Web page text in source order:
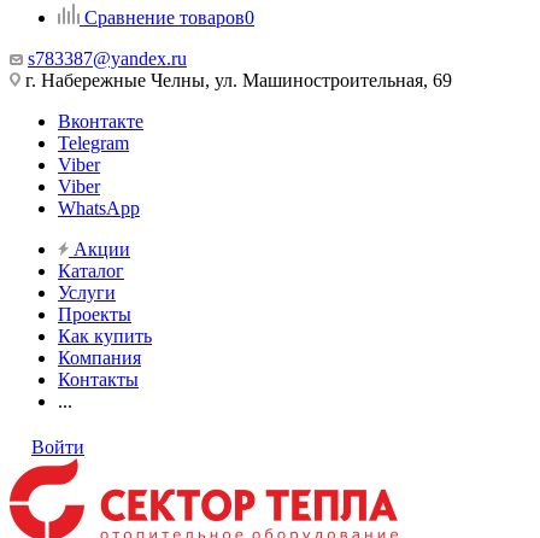
Сравнение товаров0
s783387@yandex.ru
г. Набережные Челны, ул. Машиностроительная, 69
Вконтакте
Telegram
Viber
Viber
WhatsApp
Акции
Каталог
Услуги
Проекты
Как купить
Компания
Контакты
...
Войти